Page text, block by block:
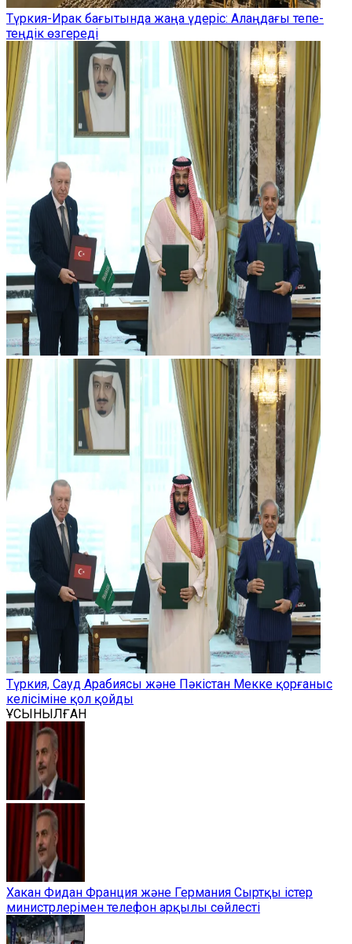
Түркия-Ирак бағытында жаңа үдеріс: Алаңдағы тепе-
теңдік өзгереді
Түркия, Сауд Арабиясы және Пәкістан Мекке қорғаныс
келісіміне қол қойды
ҰСЫНЫЛҒАН
Хакан Фидан Франция және Германия Сыртқы істер
министрлерімен телефон арқылы сөйлесті